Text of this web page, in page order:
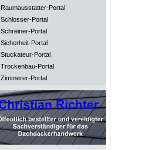
Raumausstatter-Portal
Schlosser-Portal
Schreiner-Portal
Sicherheit-Portal
Stuckateur-Portal
Trockenbau-Portal
Zimmerer-Portal